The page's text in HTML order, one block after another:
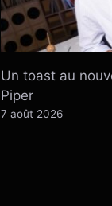
Un toast au
Piper
7 août 2026